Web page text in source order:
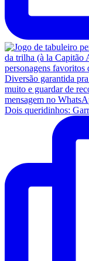
Dois queridinhos: